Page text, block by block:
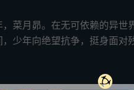
月昴。在无可依赖的异世
少年向绝望抗争，挺身面对